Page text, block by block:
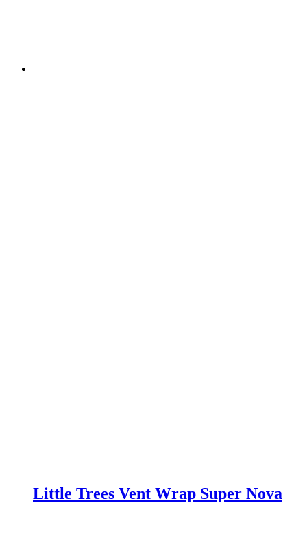
Little Trees Vent Wrap Super Nova